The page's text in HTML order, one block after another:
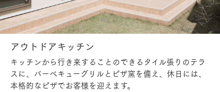
アウトドアキッチン
キッチンから行き来することのできるタイル張りのテラ
スに、バーベキューグリルとピザ窯を備え、休日には、
本格的なピザでお客様を迎えます。